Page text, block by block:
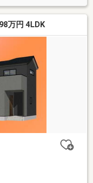
万円 4LDK